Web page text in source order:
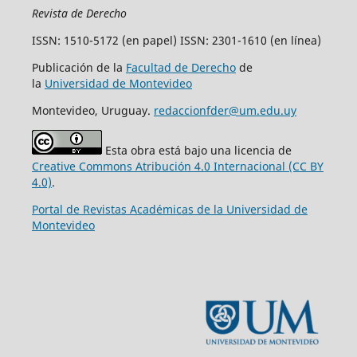
Revista de Derecho
ISSN: 1510-5172 (en papel) ISSN: 2301-1610 (en línea)
Publicación de la Facultad de Derechode
la Universidad de Montevideo
Montevideo, Uruguay. redaccionfder@um.edu.uy
Esta obra está bajo una licencia de
Creative Commons Atribución 4.0 Internacional (CC BY
4.0).
Portal de Revistas Académicas de la Universidad de
Montevideo